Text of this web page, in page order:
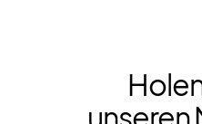
unseren